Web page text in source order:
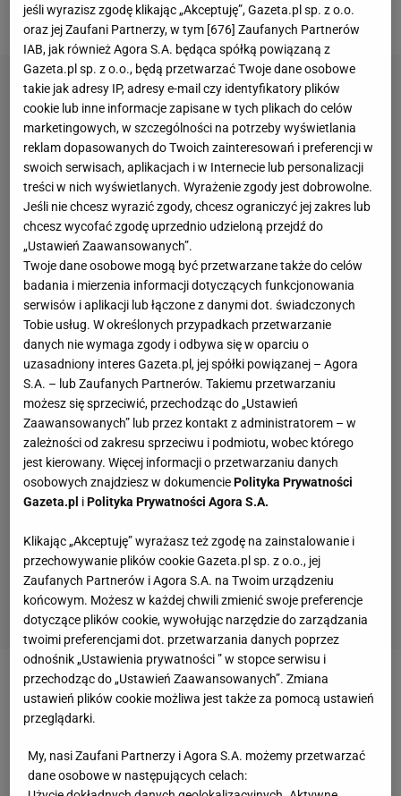
latek" -relacjonowaliśmy w Sport.pl.
Zobacz wideo
Swego czasu "DailyMail" informował, że walka
jeśli wyrazisz zgodę klikając „Akceptuję”, Gazeta.pl sp. z o.o.
oraz jej Zaufani Partnerzy, w tym [676] Zaufanych Partnerów
IAB, jak również Agora S.A. będąca spółką powiązaną z
Gazeta.pl sp. z o.o., będą przetwarzać Twoje dane osobowe
takie jak adresy IP, adresy e-mail czy identyfikatory plików
cookie lub inne informacje zapisane w tych plikach do celów
marketingowych, w szczególności na potrzeby wyświetlania
reklam dopasowanych do Twoich zainteresowań i preferencji w
swoich serwisach, aplikacjach i w Internecie lub personalizacji
treści w nich wyświetlanych. Wyrażenie zgody jest dobrowolne.
Jeśli nie chcesz wyrazić zgody, chcesz ograniczyć jej zakres lub
chcesz wycofać zgodę uprzednio udzieloną przejdź do
„Ustawień Zaawansowanych”.
Twoje dane osobowe mogą być przetwarzane także do celów
badania i mierzenia informacji dotyczących funkcjonowania
serwisów i aplikacji lub łączone z danymi dot. świadczonych
Tobie usług. W określonych przypadkach przetwarzanie
danych nie wymaga zgody i odbywa się w oparciu o
uzasadniony interes Gazeta.pl, jej spółki powiązanej – Agora
S.A. – lub Zaufanych Partnerów. Takiemu przetwarzaniu
możesz się sprzeciwić, przechodząc do „Ustawień
Zaawansowanych” lub przez kontakt z administratorem – w
zależności od zakresu sprzeciwu i podmiotu, wobec którego
jest kierowany. Więcej informacji o przetwarzaniu danych
osobowych znajdziesz w dokumenciePolityka Prywatności
Gazeta.pl iPolityka Prywatności Agora S.A.
Klikając „Akceptuję” wyrażasz też zgodę na zainstalowanie i
przechowywanie plików cookie Gazeta.pl sp. z o.o., jej
Zaufanych Partnerów i Agora S.A. na Twoim urządzeniu
końcowym. Możesz w każdej chwili zmienić swoje preferencje
dotyczące plików cookie, wywołując narzędzie do zarządzania
twoimi preferencjami dot. przetwarzania danych poprzez
odnośnik „Ustawienia prywatności ” w stopce serwisu i
przechodząc do „Ustawień Zaawansowanych”. Zmiana
ustawień plików cookie możliwa jest także za pomocą ustawień
przeglądarki.
My, nasi Zaufani Partnerzy i Agora S.A. możemy przetwarzać
dane osobowe w następujących celach: